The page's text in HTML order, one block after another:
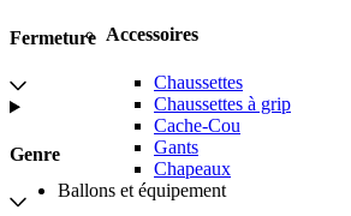
Accessoires
Chaussettes
Chaussettes à grip
Cache-Cou
Gants
Chapeaux
Ballons et équipement
Fermeture
Genre